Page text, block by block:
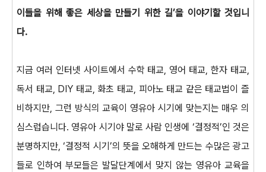
이들을 위해 좋은 세상을 만들기 위한 길’을 이야기할 것입니
다.
지금 여러 인터넷 사이트에서 수학 태교, 영어 태교, 한자 태교,
독서 태교, DIY 태교, 화초 태교, 피아노 태교 같은 태교법이 즐
비하지만, 그런 방식의 교육이 영유아 시기에 맞는지는 매우 의
심스럽습니다. 영유아 시기야 말로 사람 인생에 ‘결정적’인 것은
분명하지만, ‘결정적 시기’의 뜻을 오해하게 만드는 수많은 광고
들로 인하여 부모들은 발달단계에서 맞지 않는 영유아 교육을